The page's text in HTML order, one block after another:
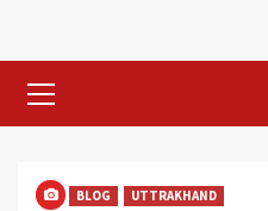
Menu
BLOG UTTRAKHAND